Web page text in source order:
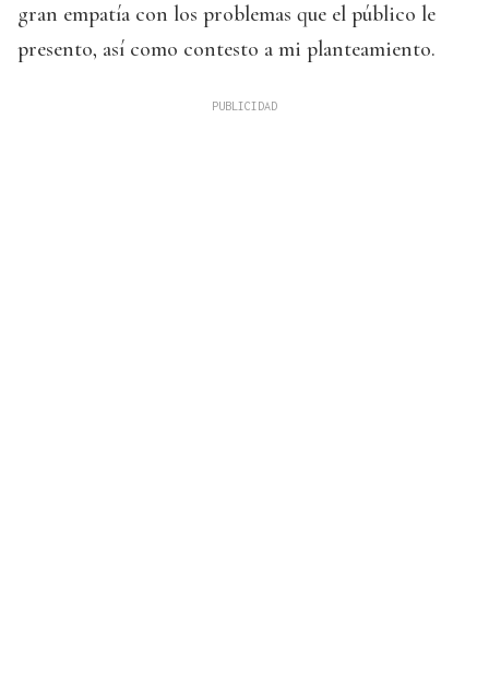
gran empatía con los problemas que el público le
presento, así como contesto a mi planteamiento.